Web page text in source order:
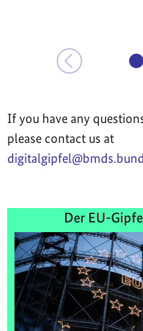
If you have any
please contact us at
Der EU-